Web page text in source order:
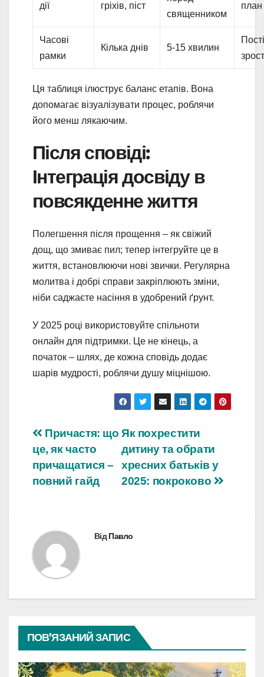
дії гріхів, піст
священником
план
Часові
рамки
Кілька днів 5-15 хвилин
Ця таблиця ілюструє баланс етапів. Вона
допомагає візуалізувати процес, роблячи
його менш лякаючим.
Після сповіді:
Інтеграція досвіду в
повсякденне життя
Полегшення після прощення – як свіжий
дощ, що змиває пил; тепер інтегруйте це в
життя, встановлюючи нові звички. Регулярна
молитва і добрі справи закріплюють зміни,
ніби саджаєте насіння в удобрений ґрунт.
У 2025 році використовуйте спільноти
онлайн для підтримки. Це не кінець, а
початок – шлях, де кожна сповідь додає
шарів мудрості, роблячи душу міцнішою.
Навігація
записів
Як похрестити
дитину та обрати
хресних батьків у
2025: покроково
Причастя: що
це, як часто
причащатися –
повний гайд
ВідПавло
ПОВ’ЯЗАНИЙ ЗАПИС